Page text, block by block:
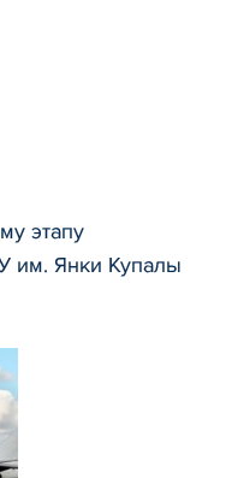
этапу
им. Янки Купалы